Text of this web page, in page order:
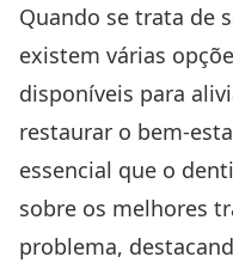
Quando se trata de
existem várias
disponíveis para
restaurar o bem-
essencial que o
sobre os melhores
problema,